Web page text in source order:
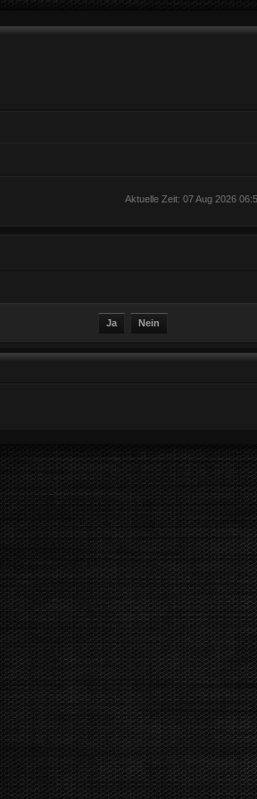
Aktuelle Zeit: 07 Aug 2026